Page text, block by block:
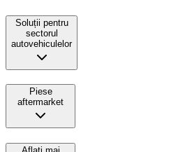
Soluții pentru
sectorul
autovehiculelor
Piese
aftermarket